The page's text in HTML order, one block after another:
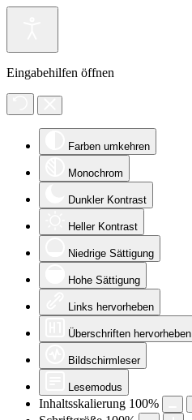
Eingabehilfen öffnen
Farben umkehren
Monochrom
Dunkler Kontrast
Heller Kontrast
Niedrige Sättigung
Hohe Sättigung
Links hervorheben
Überschriften hervorheben
Bildschirmleser
Lesemodus
Inhaltsskalierung 100%